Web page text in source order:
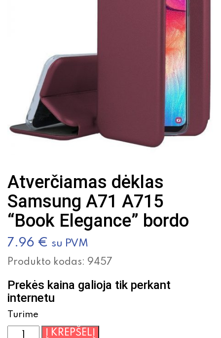
Atverčiamas dėklas
Samsung A71 A715
“Book Elegance” bordo
7.96 € su PVM
Produkto kodas: 9457
Prekės kaina galioja tik perkant
internetu
Turime
produktoĮ KREPŠELĮ